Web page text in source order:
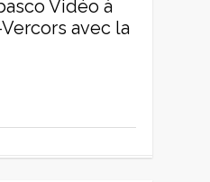
Vidéo à
avec la